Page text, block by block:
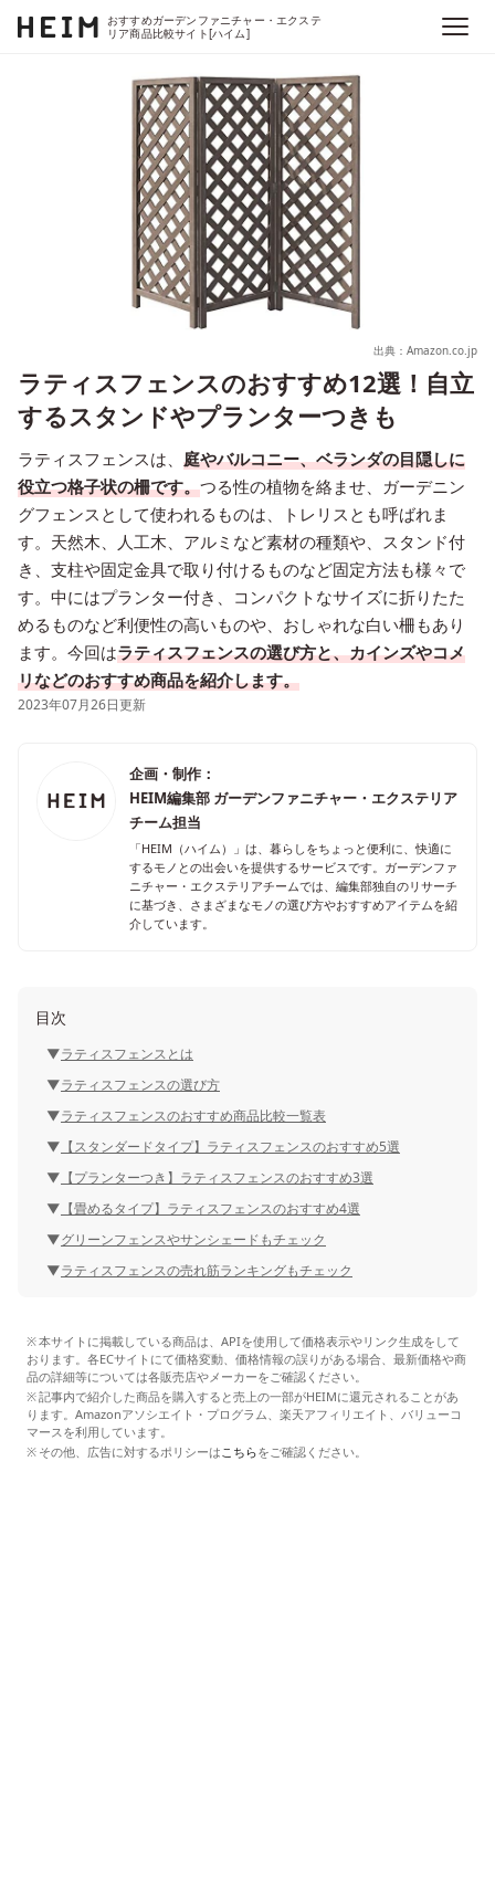
おすすめガーデンファニチャー・エクステ
リア商品比較サイト[ハイム]
出典：Amazon.co.jp
ラティスフェンスのおすすめ12選！自立
するスタンドやプランターつきも
ラティスフェンスは、 庭やバルコニー、ベランダの目隠しに
役立つ格子状の柵です。つる性の植物を絡ませ、ガーデニン
グフェンスとして使われるものは、トレリスとも呼ばれま
す。天然木、人工木、アルミなど素材の種類や、スタンド付
き、支柱や固定金具で取り付けるものなど固定方法も様々で
す。中にはプランター付き、コンパクトなサイズに折りたた
めるものなど利便性の高いものや、おしゃれな白い柵もあり
ます。今回はラティスフェンスの選び方と、カインズやコメ
リなどのおすすめ商品を紹介します。
2023年07月26日更新
企画・制作：
HEIM編集部 ガーデンファニチャー・エクステリア
チーム担当
「HEIM（ハイム）」は、暮らしをちょっと便利に、快適に
するモノとの出会いを提供するサービスです。ガーデンファ
ニチャー・エクステリアチームでは、編集部独自のリサーチ
に基づき、さまざまなモノの選び方やおすすめアイテムを紹
介しています。
目次
ラティスフェンスとは
ラティスフェンスの選び方
ラティスフェンスのおすすめ商品比較一覧表
【スタンダードタイプ】ラティスフェンスのおすすめ5選
【プランターつき】ラティスフェンスのおすすめ3選
【畳めるタイプ】ラティスフェンスのおすすめ4選
グリーンフェンスやサンシェードもチェック
ラティスフェンスの売れ筋ランキングもチェック
本サイトに掲載している商品は、APIを使用して価格表示やリンク生成をして
おります。各ECサイトにて価格変動、価格情報の誤りがある場合、最新価格や商
品の詳細等については各販売店やメーカーをご確認ください。
記事内で紹介した商品を購入すると売上の一部がHEIMに還元されることがあ
ります。Amazonアソシエイト・プログラム、楽天アフィリエイト、バリューコ
マースを利用しています。
その他、広告に対するポリシーはこちらをご確認ください。